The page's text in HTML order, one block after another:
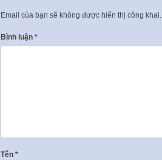
Email của bạn sẽ không được hiển thị công khai.
Bình luận *
Tên *